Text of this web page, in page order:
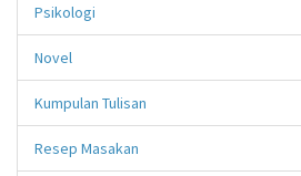
Psikologi
Novel
Kumpulan Tulisan
Resep Masakan